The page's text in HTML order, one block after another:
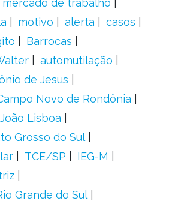
mercado de trabalho
motivo alerta
casos
Barrocas
automutilação
de Jesus
Novo de Rondônia
João Lisboa
Grosso do Sul
TCE/SP
IEG-M
Grande do Sul